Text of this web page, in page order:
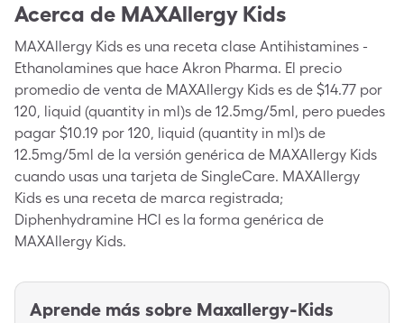
Acerca de MAXAllergy Kids
MAXAllergy Kids es una receta clase Antihistamines -
Ethanolamines que hace Akron Pharma. El precio
promedio de venta de MAXAllergy Kids es de $14.77 por
120, liquid (quantity in ml)s de 12.5mg/5ml, pero puedes
pagar $10.19 por 120, liquid (quantity in ml)s de
12.5mg/5ml de la versión genérica de MAXAllergy Kids
cuando usas una tarjeta de SingleCare. MAXAllergy
Kids es una receta de marca registrada;
Diphenhydramine HCl es la forma genérica de
MAXAllergy Kids.
Aprende más sobre Maxallergy-Kids